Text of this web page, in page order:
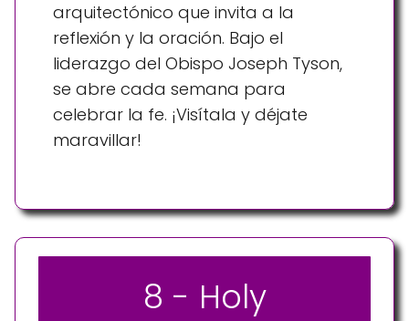
arquitectónico que invita a la
reflexión y la oración. Bajo el
liderazgo del Obispo Joseph Tyson,
se abre cada semana para
celebrar la fe. ¡Visítala y déjate
maravillar!
8 - Holy